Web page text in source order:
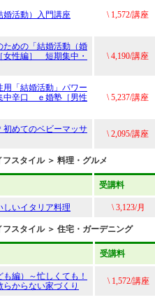
婚活動）入門講座 \ 1,572/講座
ための「結婚活動（婚
女性編］ 短期集中・
\ 4,190/講座
用「結婚活動」パワー
中辛口 ｅ婚塾［男性
\ 5,237/講座
初めてのベビーマッサ
\ 2,095/講座
スタイル ＞ 料理・グルメ
受講料
いイタリア料理 \ 3,123/月
フスタイル ＞ 住宅・ガーデニング
受講料
編）～忙しくても！
からない家づくり
\ 1,572/講座